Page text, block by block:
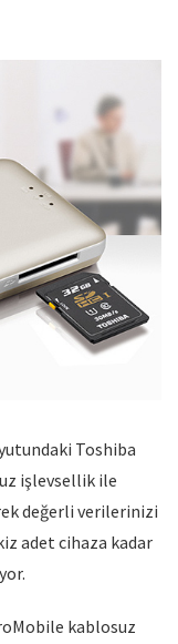
Toshiba
işlevsellik ile
değerli verilerinizi
adet cihaza kadar
kablosuz